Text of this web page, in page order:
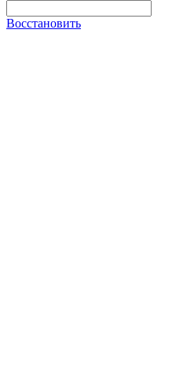
Восстановить